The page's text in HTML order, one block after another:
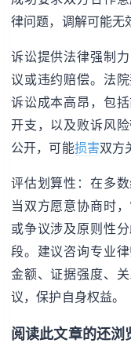
律问题，调解可能无
诉讼提供法律强制
议或违约赔偿。法
诉讼成本高昂，包
开支，以及败诉风
公开，可能损害双方
评估划算性：在多
当双方愿意协商时
或争议涉及原则性
段。建议咨询专业
金额、证据强度、
议，保护自身权益。
阅读此文章的还浏